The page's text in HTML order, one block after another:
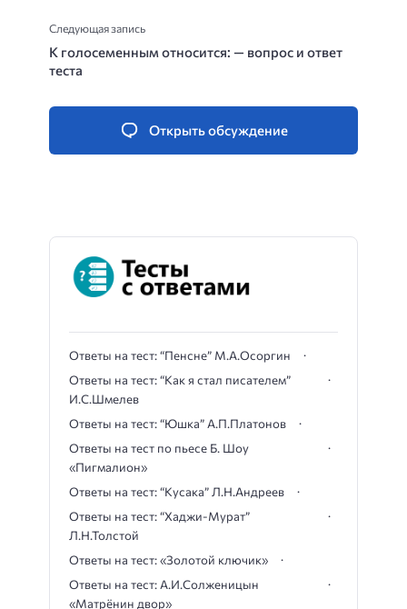
Следующая запись
К голосеменным относится: — вопрос и ответ
теста
Открыть обсуждение
Ответы на тест: “Пенсне” М.А.Осоргин
Ответы на тест: “Как я стал писателем”
И.С.Шмелев
Ответы на тест: “Юшка” А.П.Платонов
Ответы на тест по пьесе Б. Шоу
«Пигмалион»
Ответы на тест: “Кусака” Л.Н.Андреев
Ответы на тест: “Хаджи-Мурат”
Л.Н.Толстой
Ответы на тест: «Золотой ключик»
Ответы на тест: А.И.Солженицын
«Матрёнин двор»